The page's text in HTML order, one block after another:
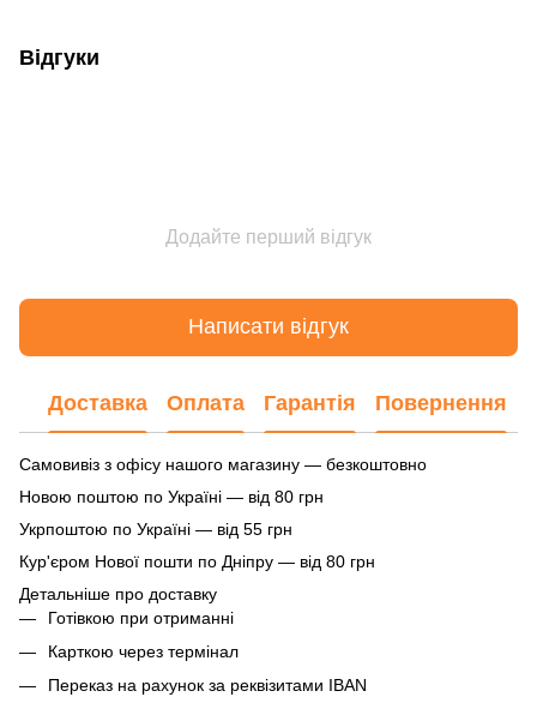
Відгуки
Додайте перший відгук
Написати відгук
Доставка Оплата Гарантія Повернення
Самовивіз з офісу нашого магазину — безкоштовно
Новою поштою по Україні — від 80 грн
Укрпоштою по Україні — від 55 грн
Кур'єром Нової пошти по Дніпру — від 80 грн
Детальніше про доставку
Готівкою при отриманні
Карткою через термінал
Переказ на рахунок за реквізитами IBAN